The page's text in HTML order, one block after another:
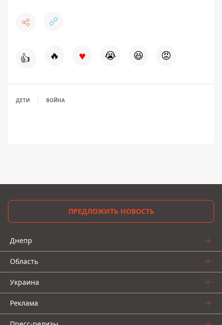
👍 🔥 ♥ 😭 😆 😡
ДЕТИ ВОЙНА
ПРЕДЛОЖИТЬ НОВОСТЬ
Днепр
Область
Украина
Реклама